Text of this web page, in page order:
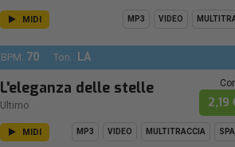
MIDI MP3 VIDEO
BPM: 70 Ton.: LA
L'eleganza delle stelle
Ultimo 2,19
MIDI MP3 VIDEO MULTITRACCIA